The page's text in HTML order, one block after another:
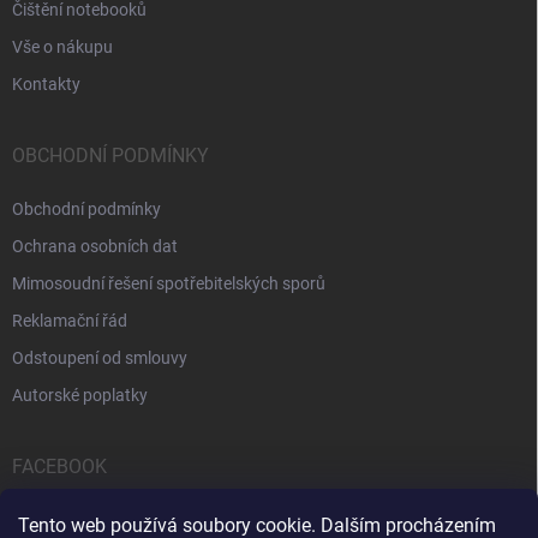
Tento web používá soubory cookie. Dalším procházením
Čištění notebooků
Vše o nákupu
Kontakty
OBCHODNÍ PODMÍNKY
Obchodní podmínky
Ochrana osobních dat
Mimosoudní řešení spotřebitelských sporů
Reklamační řád
Odstoupení od smlouvy
Autorské poplatky
FACEBOOK